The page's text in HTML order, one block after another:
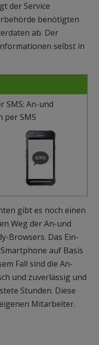
der Service
benötigten
ab. Der
selbst in
SMS: An-und
per SMS
gibt es noch einen
Weg der An-und
Browsers. Das Ein-
auf Basis
Fall sind die An-
und zuverlässig und
Stunden. Diese
Mitarbeiter.